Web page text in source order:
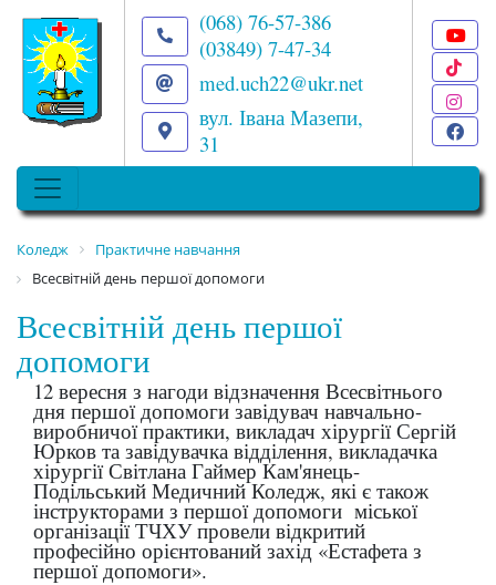
(068) 76-57-386
(03849) 7-47-34
med.uch22@ukr.net
вул. Івана Мазепи,
31
Коледж
Практичне навчання
Всесвітній день першої допомоги
Всесвітній день першої
допомоги
12 вересня з нагоди відзначення Всесвітнього
дня першої допомоги завідувач навчально-
виробничої практики, викладач хірургії Сергій
Юрков та завідувачка відділення, викладачка
хірургії Світлана Гаймер Кам'янець-
Подільський Медичний Коледж, які є також
інструкторами з першої допомоги міської
організації ТЧХУ провели відкритий
професійно орієнтований захід «Естафета з
першої допомоги».